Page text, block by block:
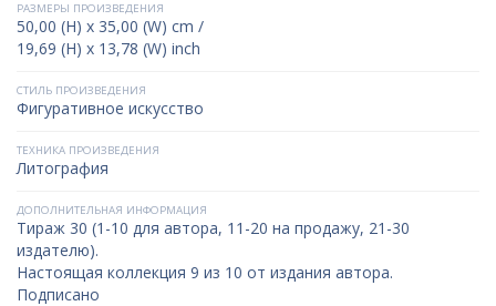
РАЗМЕРЫ ПРОИЗВЕДЕНИЯ
50,00 (H) x 35,00 (W) cm /
19,69 (H) x 13,78 (W) inch
СТИЛЬ ПРОИЗВЕДЕНИЯ
Фигуративное искусство
ТЕХНИКА ПРОИЗВЕДЕНИЯ
Литография
ДОПОЛНИТЕЛЬНАЯ ИНФОРМАЦИЯ
Тираж 30 (1-10 для автора, 11-20 на продажу, 21-30
издателю).
Настоящая коллекция 9 из 10 от издания автора.
Подписано